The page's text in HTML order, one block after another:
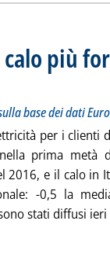
più
prima metà dell'anno,
alle 11.11.
base dei dati
per i clienti
prima metà
2016, e il calo in
-0,5 la
stati diffusi ieri